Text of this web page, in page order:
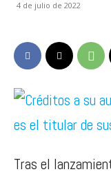
4 de julio de 2022
Tras el